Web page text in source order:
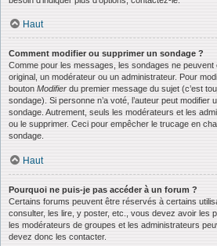
Haut
Comment modifier ou supprimer un sondage ?
Comme pour les messages, les sondages ne peuvent
original, un modérateur ou un administrateur. Pour
bouton Modifier du premier message du sujet (c’est
sondage). Si personne n’a voté, l’auteur peut modifier
sondage. Autrement, seuls les modérateurs et les
ou le supprimer. Ceci pour empêcher le trucage en
sondage.
Haut
Pourquoi ne puis-je pas accéder à un forum ?
Certains forums peuvent être réservés à certains
consulter, les lire, y poster, etc., vous devez avoir les
les modérateurs de groupes et les administrateurs
devez donc les contacter.